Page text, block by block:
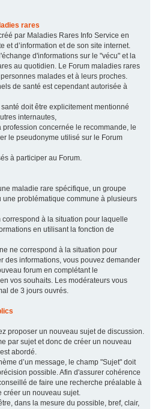
rares
par Maladies Rares Info Service en
et d’information et de son site internet.
d'informations sur le "vécu" et la
au quotidien. Le Forum maladies rares
malades et à leurs proches.
de santé est cependant autorisée à
doit être explicitement mentionné
internautes,
concernée le recommande, le
le pseudonyme utilisé sur le Forum
à participer au Forum.
maladie rare spécifique, un groupe
une problématique commune à plusieurs
à la situation pour laquelle
en utilisant la fonction de
ne correspond à la situation pour
des informations, vous pouvez demander
forum en complétant le
vos souhaits. Les modérateurs vous
de 3 jours ouvrés.
proposer un nouveau sujet de discussion.
par sujet et donc de créer un nouveau
abordé.
d’un message, le champ "Sujet" doit
possible. Afin d'assurer cohérence
de faire une recherche préalable à
créer un nouveau sujet.
dans la mesure du possible, bref, clair,